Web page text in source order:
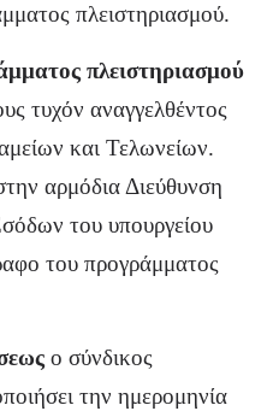
πλειστηριασμού.
πλειστηριασμού
τυχόν αναγγελθέντος
και Τελωνείων.
αρμόδια Διεύθυνση
του υπουργείου
του προγράμματος
ο σύνδικος
την ημερομηνία